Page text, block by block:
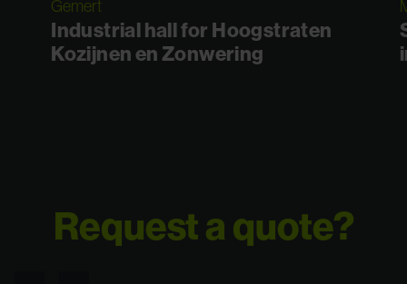
Gemert
Industrial hall for Hoogstraten
Kozijnen en Zonwering
Request a quote?